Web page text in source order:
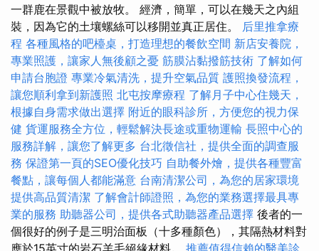
一群鹿在景觀中被放牧。 經濟，簡單，可以在幾天之內組
裝，因為它的土壤螺絲可以移開並真正居住。 后里推拿療
程 各種風格的吧檯桌，打造理想的餐飲空間 新店安養院，
專業照護，讓家人無後顧之憂 筋膜沾黏撥筋技術 了解如何
申請台胞證 專業冷氣清洗，提升空氣品質 護照換發流程，
讓您順利拿到新護照 北屯按摩療程 了解月子中心住幾天，
根據自身需求做出選擇 附近的眼科診所，方便您的視力保
健 貨運服務全方位，輕鬆解決長途或重物運輸 長照中心的
服務詳解，讓您了解更多 台北徵信社，提供全面的調查服
務 保證第一頁的SEO優化技巧 自助餐外燴，提供各種豐富
餐點，讓每個人都能滿意 台南清潔公司，為您的居家環境
提供高品質清潔 了解會計師證照，為您的業務選擇最具專
業的服務 助聽器公司，提供各式助聽器產品選擇 後者的一
個很好的例子是三明治面板（十多種顏色），其隔熱材料對
應於15英寸的岩石羊毛絕緣材料。 推薦值得信賴的醫美診